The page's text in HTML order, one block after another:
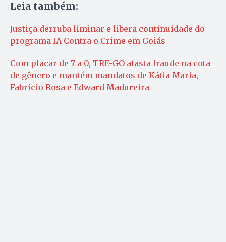
Leia também:
Justiça derruba liminar e libera continuidade do
programa IA Contra o Crime em Goiás
Com placar de 7 a 0, TRE-GO afasta fraude na cota
de gênero e mantém mandatos de Kátia Maria,
Fabrício Rosa e Edward Madureira